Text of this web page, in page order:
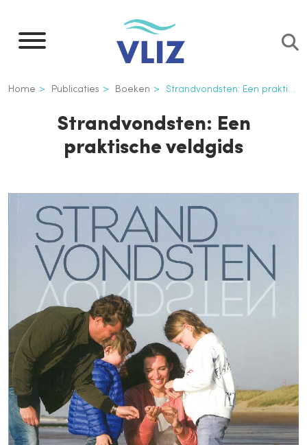
naar
inhoud
Kruimelpad
Home Publicaties Boeken Strandvondsten: Een praktische veldgids
Strandvondsten: Een
praktische veldgids